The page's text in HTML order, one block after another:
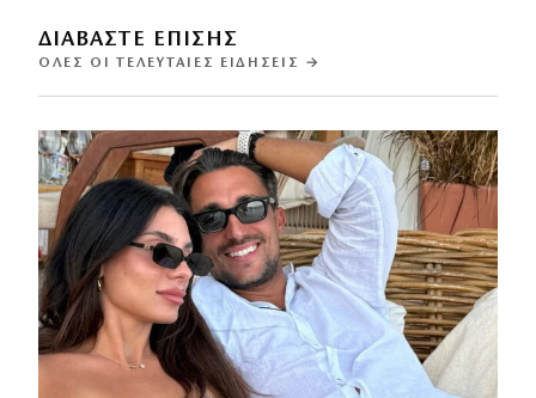
ΔΙΑΒΑΣΤΕ ΕΠΙΣΗΣ
ΌΛΕΣ ΟΙ ΤΕΛΕΥΤΑΊΕΣ ΕΙΔΉΣΕΙΣ →